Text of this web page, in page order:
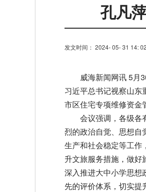
孔凡
发文时间： 2024- 05- 31 14: 02
威海新闻网讯 5月
习近平总书记视察山东
市区住宅专项维修资金
会议强调，各级各
烈的政治自觉、思想自
生产和社会稳定等工作
升文旅服务措施，做
深入推进大中小学思想
先的评价体系，切实提